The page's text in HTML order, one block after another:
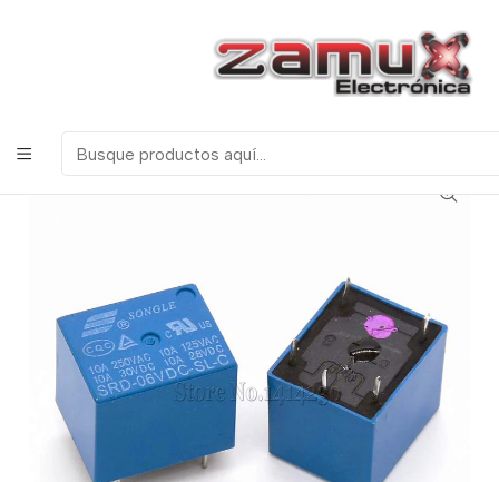
ELECTRONICOS, ROBOTICA & TECNOLOGIA
Productos Discretos
Relevos